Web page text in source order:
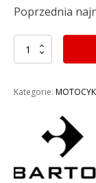
8
Poprzednia
ilość
MOTOCYKL
STREET-
Kategorie: